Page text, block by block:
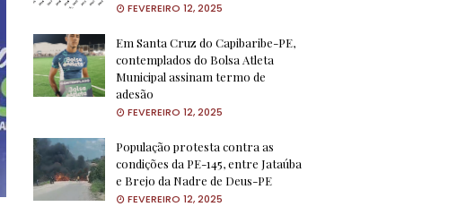
FEVEREIRO 12, 2025
Em Santa Cruz do Capibaribe-PE,
contemplados do Bolsa Atleta
Municipal assinam termo de
adesão
FEVEREIRO 12, 2025
População protesta contra as
condições da PE-145, entre Jataúba
e Brejo da Nadre de Deus-PE
FEVEREIRO 12, 2025